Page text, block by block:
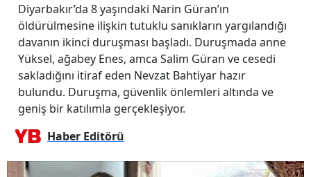
Diyarbakır’da 8 yaşındaki Narin Güran’ın
öldürülmesine ilişkin tutuklu sanıkların yargılandığı
davanın ikinci duruşması başladı. Duruşmada anne
Yüksel, ağabey Enes, amca Salim Güran ve cesedi
sakladığını itiraf eden Nevzat Bahtiyar hazır
bulundu. Duruşma, güvenlik önlemleri altında ve
geniş bir katılımla gerçekleşiyor.
Haber Editörü